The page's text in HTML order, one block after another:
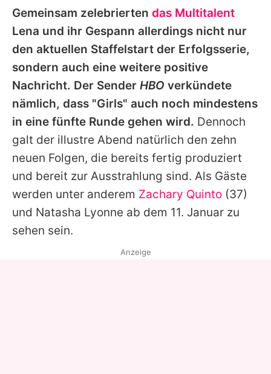
Gemeinsam zelebrierten das Multitalent
Lena und ihr Gespann allerdings nicht nur
den aktuellen Staffelstart der Erfolgsserie,
sondern auch eine weitere positive
Nachricht. Der Sender HBO verkündete
nämlich, dass "Girls" auch noch mindestens
in eine fünfte Runde gehen wird. Dennoch
galt der illustre Abend natürlich den zehn
neuen Folgen, die bereits fertig produziert
und bereit zur Ausstrahlung sind. Als Gäste
werden unter anderem Zachary Quinto (37)
und Natasha Lyonne ab dem 11. Januar zu
sehen sein.
Anzeige